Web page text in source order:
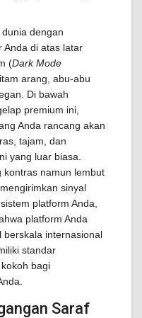
dengan
Anda di atas latar
(Dark Mode
arang, abu-abu
Di bawah
premium ini,
Anda rancang akan
tajam, dan
yang luar biasa.
kontras namun lembut
sinyal
platform Anda,
platform Anda
berskala internasional
standar
bagi
Saraf